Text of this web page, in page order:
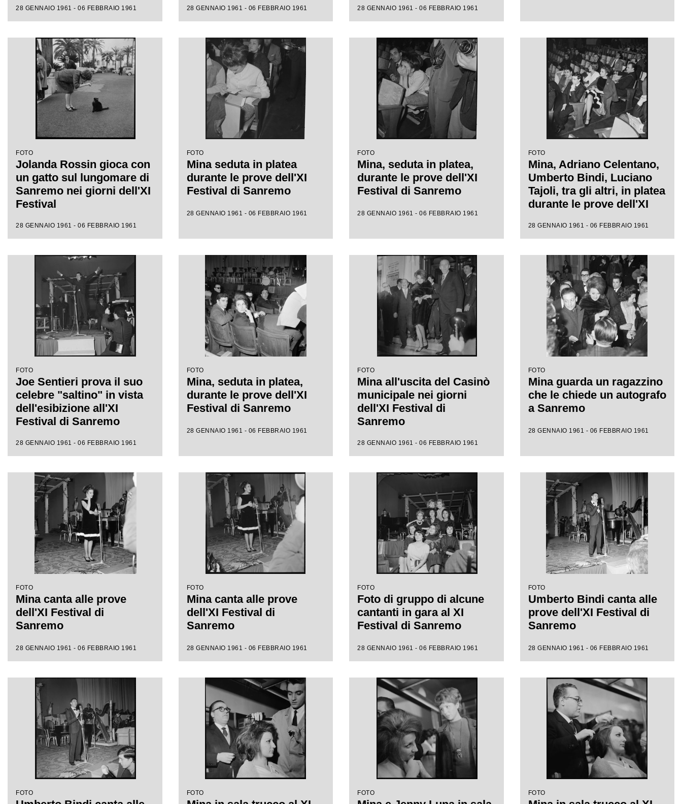
Sanremo
28 GENNAIO 1961 - 06 FEBBRAIO 1961 28 GENNAIO 1961 - 06 FEBBRAIO 1961 28 GENNAIO 1961 - 06 FEBBRAIO 1961
FOTO
Jolanda Rossin gioca con
un gatto sul lungomare di
Sanremo nei giorni dell'XI
Festival
28 GENNAIO 1961 - 06 FEBBRAIO 1961
FOTO
Mina seduta in platea
durante le prove dell'XI
Festival di Sanremo
28 GENNAIO 1961 - 06 FEBBRAIO 1961
FOTO
Mina, seduta in platea,
durante le prove dell'XI
Festival di Sanremo
28 GENNAIO 1961 - 06 FEBBRAIO 1961
FOTO
Mina, Adriano Celentano,
Umberto Bindi, Luciano
Tajoli, tra gli altri, in platea
durante le prove dell'XI
28 GENNAIO 1961 - 06 FEBBRAIO 1961
FOTO
Joe Sentieri prova il suo
celebre "saltino" in vista
dell'esibizione all'XI
Festival di Sanremo
28 GENNAIO 1961 - 06 FEBBRAIO 1961
FOTO
Mina, seduta in platea,
durante le prove dell'XI
Festival di Sanremo
28 GENNAIO 1961 - 06 FEBBRAIO 1961
FOTO
Mina all'uscita del Casinò
municipale nei giorni
dell'XI Festival di
Sanremo
28 GENNAIO 1961 - 06 FEBBRAIO 1961
FOTO
Mina guarda un ragazzino
che le chiede un autografo
a Sanremo
28 GENNAIO 1961 - 06 FEBBRAIO 1961
FOTO
Mina canta alle prove
dell'XI Festival di
Sanremo
28 GENNAIO 1961 - 06 FEBBRAIO 1961
FOTO
Mina canta alle prove
dell'XI Festival di
Sanremo
28 GENNAIO 1961 - 06 FEBBRAIO 1961
FOTO
Foto di gruppo di alcune
cantanti in gara al XI
Festival di Sanremo
28 GENNAIO 1961 - 06 FEBBRAIO 1961
FOTO
Umberto Bindi canta alle
prove dell'XI Festival di
Sanremo
28 GENNAIO 1961 - 06 FEBBRAIO 1961
FOTO FOTO FOTO FOTO